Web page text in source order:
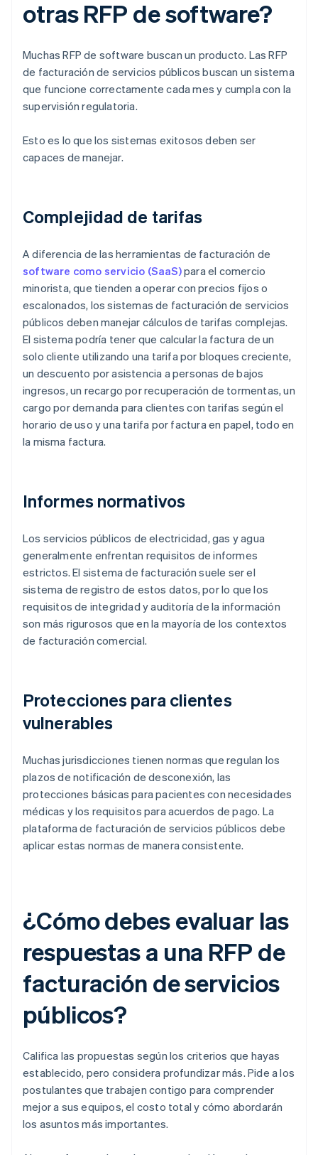
otras RFP de software?
Muchas RFP de software buscan un producto. Las RFP
de facturación de servicios públicos buscan un sistema
que funcione correctamente cada mes y cumpla con la
supervisión regulatoria.
Esto es lo que los sistemas exitosos deben ser
capaces de manejar.
Complejidad de tarifas
A diferencia de las herramientas de facturación de
software como servicio (SaaS)para el comercio
minorista, que tienden a operar con precios fijos o
escalonados, los sistemas de facturación de servicios
públicos deben manejar cálculos de tarifas complejas.
El sistema podría tener que calcular la factura de un
solo cliente utilizando una tarifa por bloques creciente,
un descuento por asistencia a personas de bajos
ingresos, un recargo por recuperación de tormentas, un
cargo por demanda para clientes con tarifas según el
horario de uso y una tarifa por factura en papel, todo en
la misma factura.
Informes normativos
Los servicios públicos de electricidad, gas y agua
generalmente enfrentan requisitos de informes
estrictos. El sistema de facturación suele ser el
sistema de registro de estos datos, por lo que los
requisitos de integridad y auditoría de la información
son más rigurosos que en la mayoría de los contextos
de facturación comercial.
Protecciones para clientes
vulnerables
Muchas jurisdicciones tienen normas que regulan los
plazos de notificación de desconexión, las
protecciones básicas para pacientes con necesidades
médicas y los requisitos para acuerdos de pago. La
plataforma de facturación de servicios públicos debe
aplicar estas normas de manera consistente.
¿Cómo debes evaluar las
respuestas a una RFP de
facturación de servicios
públicos?
Califica las propuestas según los criterios que hayas
establecido, pero considera profundizar más. Pide a los
postulantes que trabajen contigo para comprender
mejor a sus equipos, el costo total y cómo abordarán
los asuntos más importantes.